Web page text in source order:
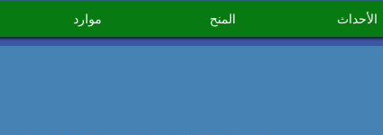
موارد المنح الأحداث